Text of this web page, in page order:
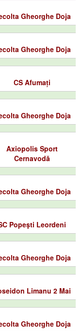
Gheorghe Doja
Gheorghe Doja
CS Afumați
Gheorghe Doja
Axiopolis Sport
Cernavodă
Gheorghe Doja
Popeşti Leordeni
Gheorghe Doja
Limanu 2 Mai
Gheorghe Doja